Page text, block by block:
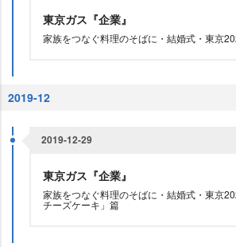
東京ガス『企業』
家族をつなぐ料理のそばに・結婚式・東京
2019-12
2019-12-29
東京ガス『企業』
家族をつなぐ料理のそばに・結婚式・東京
チーズケーキ」篇